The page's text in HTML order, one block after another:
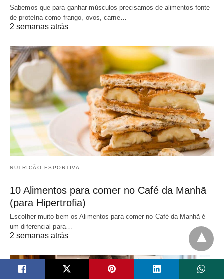
Sabemos que para ganhar músculos precisamos de alimentos fonte
de proteína como frango, ovos, carne…
2 semanas atrás
NUTRIÇÃO ESPORTIVA
10 Alimentos para comer no Café da Manhã
(para Hipertrofia)
Escolher muito bem os Alimentos para comer no Café da Manhã é
um diferencial para…
2 semanas atrás